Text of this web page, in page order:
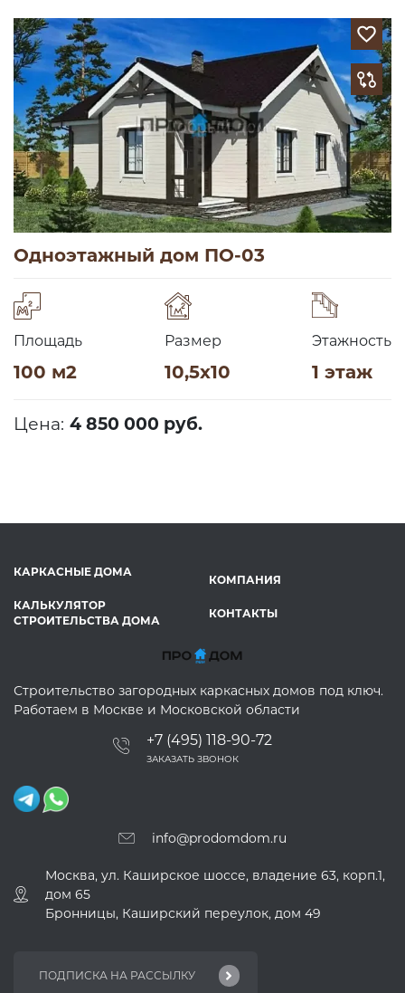
Одноэтажный дом ПО-03
Площадь
100 м2
Размер
10,5х10
Этажность
1 этаж
Цена: 4 850 000 руб.
КАРКАСНЫЕ ДОМА
КАЛЬКУЛЯТОР
СТРОИТЕЛЬСТВА ДОМА
КОМПАНИЯ
КОНТАКТЫ
Строительство загородных каркасных домов под ключ.
Работаем в Москве и Московской области
+7 (495) 118-90-72
ЗАКАЗАТЬ ЗВОНОК
info@prodomdom.ru
Москва, ул. Каширское шоссе, владение 63, корп.1,
дом 65
Бронницы, Каширский переулок, дом 49